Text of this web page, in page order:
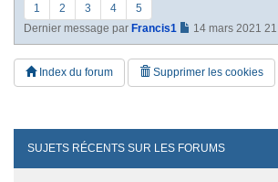
1
2 3 4
5
Dernier message par Francis1 14 mars 2021
Index du forum Supprimer les cookies
SUJETS RÉCENTS SUR LES FORUMS